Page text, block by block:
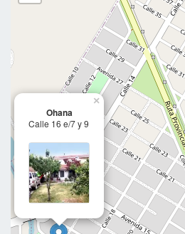
Ohana
Calle 16 e/7 y 9
×